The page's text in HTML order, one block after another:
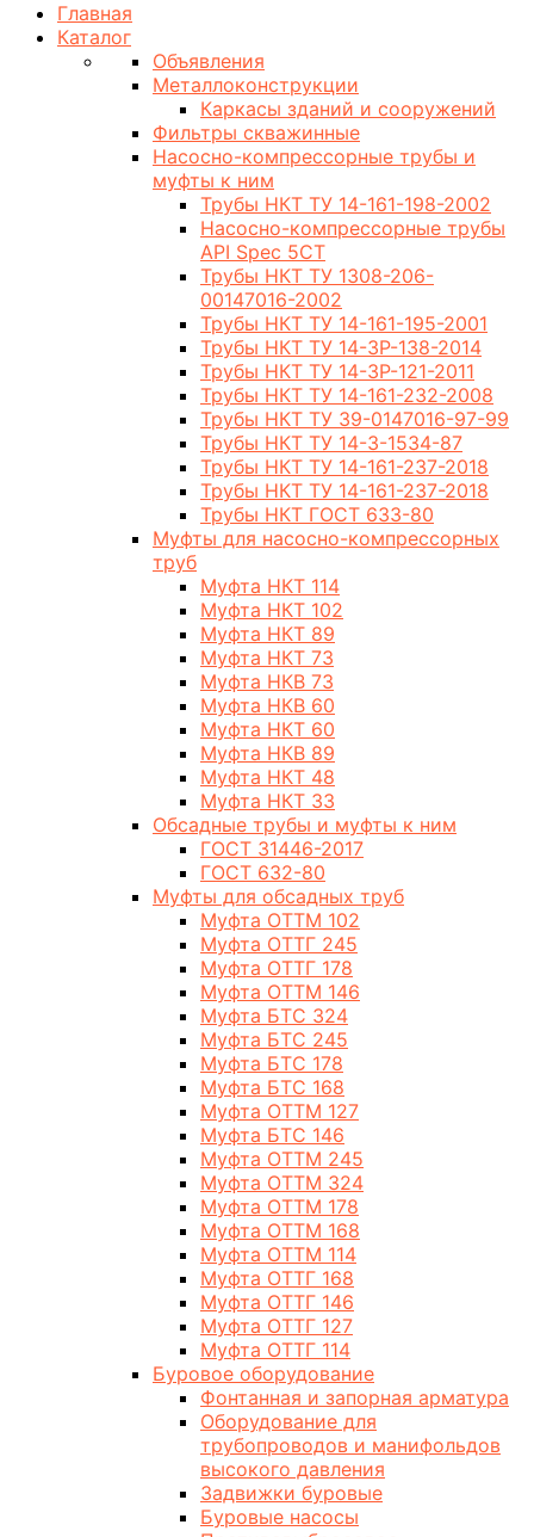
Главная
Каталог
Объявления
Металлоконструкции
Каркасы зданий и сооружений
Фильтры скважинные
Насосно-компрессорные трубы и
муфты к ним
Трубы НКТ ТУ 14-161-198-2002
Насосно-компрессорные трубы
API Spec 5CT
Трубы НКТ ТУ 1308-206-
00147016-2002
Трубы НКТ ТУ 14-161-195-2001
Трубы НКТ ТУ 14-3Р-138-2014
Трубы НКТ ТУ 14-3Р-121-2011
Трубы НКТ ТУ 14-161-232-2008
Трубы НКТ ТУ 39-0147016-97-99
Трубы НКТ ТУ 14-3-1534-87
Трубы НКТ ТУ 14-161-237-2018
Трубы НКТ ТУ 14-161-237-2018
Трубы НКТ ГОСТ 633-80
Муфты для насосно-компрессорных
труб
Муфта НКТ 114
Муфта НКТ 102
Муфта НКТ 89
Муфта НКТ 73
Муфта НКВ 73
Муфта НКВ 60
Муфта НКТ 60
Муфта НКВ 89
Муфта НКТ 48
Муфта НКТ 33
Обсадные трубы и муфты к ним
ГОСТ 31446-2017
ГОСТ 632-80
Муфты для обсадных труб
Муфта ОТТМ 102
Муфта ОТТГ 245
Муфта ОТТГ 178
Муфта ОТТМ 146
Муфта БТС 324
Муфта БТС 245
Муфта БТС 178
Муфта БТС 168
Муфта ОТТМ 127
Муфта БТС 146
Муфта ОТТМ 245
Муфта ОТТМ 324
Муфта ОТТМ 178
Муфта ОТТМ 168
Муфта ОТТМ 114
Муфта ОТТГ 168
Муфта ОТТГ 146
Муфта ОТТГ 127
Муфта ОТТГ 114
Буровое оборудование
Фонтанная и запорная арматура
Оборудование для
трубопроводов и манифольдов
высокого давления
Задвижки буровые
Буровые насосы